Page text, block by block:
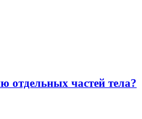
отдельных частей тела?